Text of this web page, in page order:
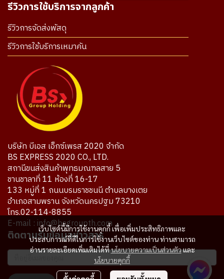
เว็บไซต์นี้มีการใช้งานคุกกี้ เพื่อเพิ่มประสิทธิภาพและ
ประสบการณ์ที่ดีในการใช้งานเว็บไซต์ของท่าน ท่านสามารถ
อ่านรายละเอียดเพิ่มเติมได้ที่นโยบายความเป็นส่วนตัวและ
นโยบายคุกกี้
รีวิวการใช้บริการจากลูกค้า
รีวิวการจัดส่งพัสดุ
รีวิวการใช้บริการเหมาคัน
บริษัท บีเอส เอ็กซ์เพรส 2020 จำกัด
BS EXPRESS 2020 CO., LTD.
สถานีขนส่งสินค้าพุทธมณฑลสาย 5
ชานชาลาที่ 11 ห้องที่ 16-17
133 หมู่ที่ 1 ถนนบรมราชชนนี ตำบลบางเตย
อำเภอสามพราน จังหวัดนครปฐม 73210
โทร.02-114-8855
E-mail : info@bsgroupth.com
ติดตามรับข้อมูลข่าวสาร